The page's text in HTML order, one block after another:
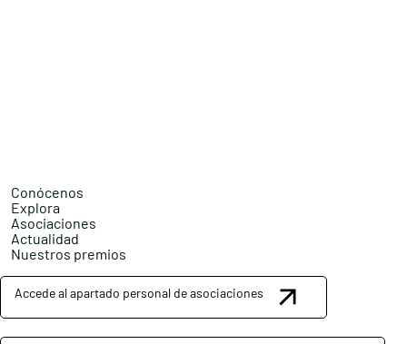
Conócenos
Explora
Asociaciones
Actualidad
Nuestros premios
Accede al apartado personal de asociaciones